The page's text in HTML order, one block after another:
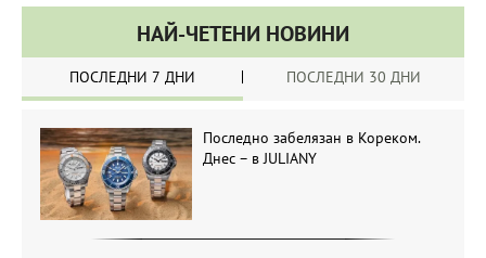
НАЙ-ЧЕТЕНИ НОВИНИ
ПОСЛЕДНИ 7 ДНИ ПОСЛЕДНИ 30 ДНИ
Последно забелязан в Кореком.
Днес – в JULIANY